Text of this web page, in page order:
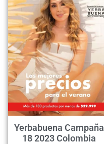
Yerbabuena Campaña
18 2023 Colombia